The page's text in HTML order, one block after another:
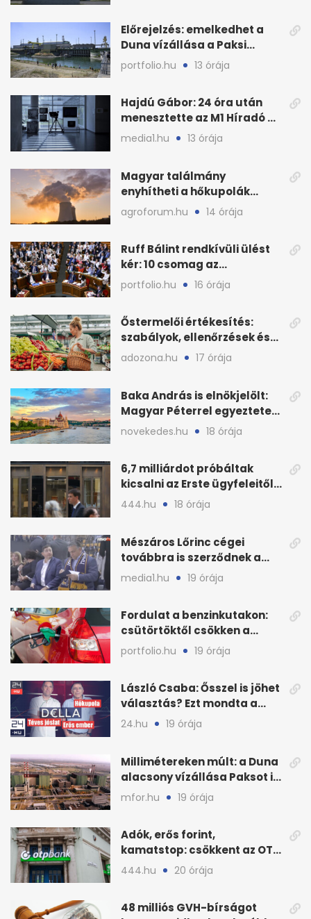
Előrejelzés: emelkedhet a
Duna vízállása a Paksi
Atomerőműnél
portfolio.hu 13 órája
Hajdú Gábor: 24 óra után
menesztette az M1 Híradó a
főszerkesztőt
media1.hu 13 órája
Magyar találmány
enyhítheti a hőkupolák
miatti extrém hőséget
agroforum.hu 14 órája
Ruff Bálint rendkívüli ülést
kér: 10 csomag az
Országgyűlés előtt
portfolio.hu 16 órája
Őstermelői értékesítés:
szabályok, ellenőrzések és
bírságok a nyáron
adozona.hu 17 órája
Baka András is elnökjelölt:
Magyar Péterrel egyeztetett
a Tisza Pártban
novekedes.hu 18 órája
6,7 milliárdot próbáltak
kicsalni az Erste ügyfeleitől
az első félévben
444.hu 18 órája
Mészáros Lőrinc cégei
továbbra is szerződnek a
közmédiával
media1.hu 19 órája
Fordulat a benzinkutakon:
csütörtöktől csökken a
benzin nagykerára
portfolio.hu 19 órája
László Csaba: Ősszel is jöhet
választás? Ezt mondta a
Dellában
24.hu 19 órája
Millimétereken múlt: a Duna
alacsony vízállása Paksot is
veszélyeztette
mfor.hu 19 órája
Adók, erős forint,
kamatstop: csökkent az OTP
eredménye
444.hu 20 órája
48 milliós GVH-bírságot